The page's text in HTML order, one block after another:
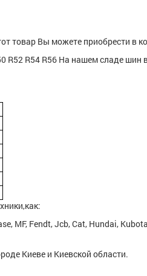
товар Вы можете приобрести в
R52 R54 R56 На нашем сладе
MF, Fendt, Jcb, Cat, Hundai,
Киеве и Киевской области.